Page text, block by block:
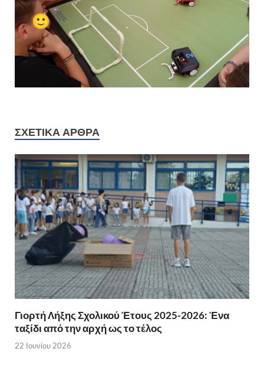
ΣΧΕΤΙΚΆ ΆΡΘΡΑ
Γιορτή Λήξης Σχολικού Έτους 2025-2026: Ένα
ταξίδι από την αρχή ως το τέλος
22 Ιουνίου 2026